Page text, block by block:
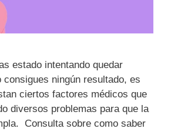
estado intentando quedar
consigues ningún resultado, es
ciertos factores médicos que
diversos problemas para que la
Consulta sobre como saber